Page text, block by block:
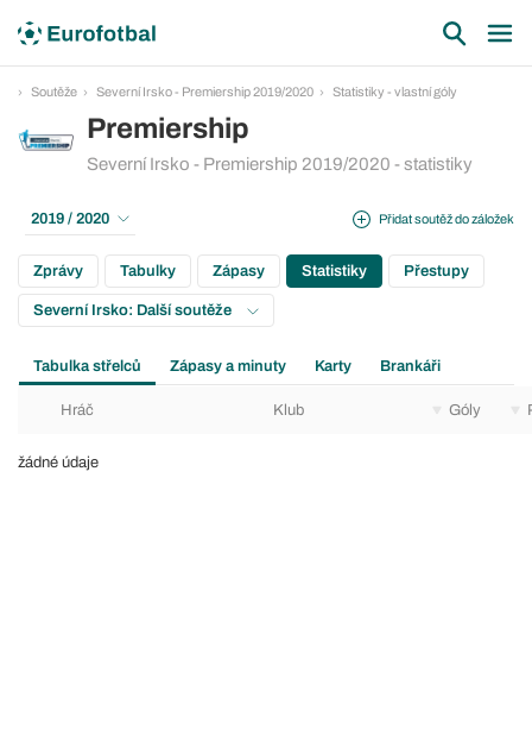
Soutěže Severní Irsko - Premiership 2019/2020 Statistiky - vlastní góly
Premiership
Severní Irsko - Premiership 2019/2020 - statistiky
Přidat soutěž do záložek
2019 / 2020
Zprávy Tabulky Zápasy Statistiky Přestupy
Severní Irsko: Další soutěže
Tabulka střelců Zápasy a minuty Karty Brankáři
Hráč Klub Góly
žádné údaje